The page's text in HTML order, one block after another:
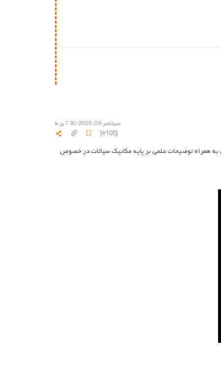
سپتامبر 03, 2025 7:30 ق.ظ
[#105]
و نحوه تست سلامت اون به همراه توضیحات علمی بر پایه مکانیک سيالات در خصوص